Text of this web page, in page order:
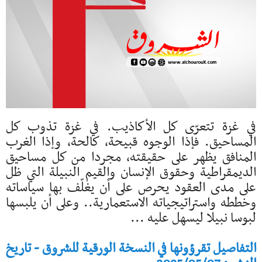
في غزة تتعرّى كل الأكاذيب. في غزة تذوب كل
المساحيق. فإذا الوجوه قبيحة، كالحة، وإذا الغرب
المنافق يظهر على حقيقته، مجردا من كل مساحيق
الديمقراطية وحقوق الإنسان والقيم النبيلة التي ظل
على مدى العقود يحرص على أن يغلّف بها سياساته
وخططه واستراتيجياته الاستعمارية.. وعلى أن يلبسها
لبوسا نبيلا ليسهل عليه ...
التفاصيل تقرؤونها في النسخة الورقية للشروق - تاريخ